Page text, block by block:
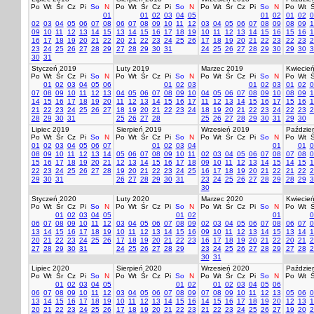
Po Wt Śr Cz Pi So
N
01
02 03 04 05 06 07 08
09
10 11 12 13 14 15
16
17 18 19 20 21
22
23 24 25 26 27 28 29
30 31
Po Wt Śr Cz Pi So
N
01
02 03 04 05
06 07 08 09 10 11
12
13
14 15 16 17 18
19
20 21 22 23 24 25 26
27 28 29 30 31
Po Wt Śr Cz Pi So
N
01
02
03 04 05 06 07 08 09
10 11 12 13 14 15 16
17
18 19 20 21 22 23
24 25 26 27 28 29 30
Po Wt
01
02
08 09
15 16
22 23
29 30
Styczeń 2019
Po Wt Śr Cz Pi So
N
01
02 03 04 05 06
07 08 09 10 11 12
13
14 15 16 17 18 19 20
21
22 23 24 25 26 27
28 29 30 31
Luty 2019
Po Wt Śr Cz Pi So
N
01
02 03
04 05 06 07 08 09
10
11
12 13 14 15 16
17
18
19 20 21 22 23 24
25 26 27 28
Marzec 2019
Po Wt Śr Cz Pi So
N
01
02 03
04 05 06 07 08 09
10
11
12 13 14 15 16
17
18
19 20 21 22 23 24
25 26 27 28 29 30 31
Po Wt
01
02
08 09
15 16
22 23
29 30
Lipiec 2019
Po Wt Śr Cz Pi So
N
01
02 03 04 05 06 07
08 09 10 11 12 13
14
15 16 17 18 19 20 21
22 23 24 25 26 27 28
29 30 31
Sierpień 2019
Po Wt Śr Cz Pi So
N
01
02 03 04
05 06 07 08 09 10 11
12
13 14 15 16 17
18
19 20 21 22 23 24 25
26 27 28 29 30 31
Wrzesień 2019
Po Wt Śr Cz Pi So
N
01
02 03 04 05 06 07 08
09
10 11 12 13 14 15
16
17 18 19 20 21
22
23 24 25 26 27 28 29
30
Po Wt
01
07 08
14 15
21
22
28 29
Styczeń 2020
Po Wt Śr Cz Pi So
N
01
02 03 04 05
06 07 08 09 10 11
12
13
14 15 16 17 18
19
20 21 22 23 24 25 26
27 28 29 30 31
Luty 2020
Po Wt Śr Cz Pi So
N
01
02
03 04 05 06 07 08 09
10 11 12 13 14 15 16
17
18 19 20 21 22 23
24 25 26 27 28 29
Marzec 2020
Po Wt Śr Cz Pi So
N
01
02 03 04 05 06 07 08
09
10 11 12 13 14 15
16
17 18 19 20 21
22
23 24 25 26 27 28 29
30 31
Po Wt
06 07
13
14
20 21
27 28
Lipiec 2020
Po Wt Śr Cz Pi So
N
01
02 03 04 05
06 07 08 09 10 11
12
13
14 15 16 17 18
19
20 21 22 23 24 25 26
Sierpień 2020
Po Wt Śr Cz Pi So
N
01
02
03 04 05 06 07 08 09
10 11 12 13 14 15 16
17
18 19 20 21 22 23
Wrzesień 2020
Po Wt Śr Cz Pi So
N
01
02 03 04 05 06
07 08 09 10 11 12
13
14 15 16 17 18 19 20
21
22 23 24 25 26 27
Po Wt
05 06
12
13
19 20